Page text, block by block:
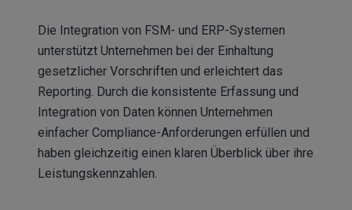
Die Integration von FSM- und ERP-Systemen
unterstützt Unternehmen bei der Einhaltung
gesetzlicher Vorschriften und erleichtert das
Reporting. Durch die konsistente Erfassung und
Integration von Daten können Unternehmen
einfacher Compliance-Anforderungen erfüllen und
haben gleichzeitig einen klaren Überblick über ihre
Leistungskennzahlen.